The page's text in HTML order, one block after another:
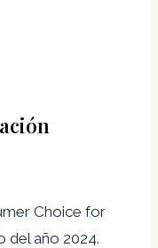
Choice for
del año 2024.